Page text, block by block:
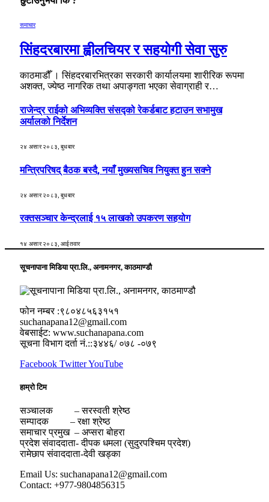
समाचार
सिंहदरबारमा ह्वीलचियर र सहयोगी सेवा सुरु
काठमाडौँ । सिंहदरबारभित्रका सरकारी कार्यालयमा शारीरिक रूपमा
अशक्त, ज्येष्ठ नागरिक तथा अपाङ्गता भएका सेवाग्राही र…
राजेन्द्र राईको अभिव्यक्ति संसद्को रेकर्डबाट हटाउन सभामुख
अर्यालको निर्देशन
२४ असार २०८३, बुधबार
मन्त्रिपरिषद् बैठक बस्दै, नयाँ मुख्यसचिव नियुक्त हुन सक्ने
२४ असार २०८३, बुधबार
रक्तसञ्चार केन्द्रलाई १५ लाखको उपकरण सहयोग
१४ असार २०८३, आईतवार
सूचनापाना मिडिया प्रा.लि., अनामनगर, काठमाण्डौ
फोन नम्बर :९८०४८५६३१५१
suchanapana12@gmail.com
वेबसाईट: www.suchanapana.com
सूचना विभाग दर्ता नं.::३४४६/ ०७८ -०७९
Facebook TwitterYouTube
हाम्रो टिम
सञ्चालक – सरस्वती श्रेष्ठ
सम्पादक – रक्षा श्रेष्ठ
समाचार प्रमुख – अप्सरा बोहरा
प्रदेश संवाददाता- दीपक धमला (सुदुरपश्चिम प्रदेश)
रामेछाप संवाददाता-देवी खड्का
Email Us: suchanapana12@gmail.com
Contact: +977-9804856315